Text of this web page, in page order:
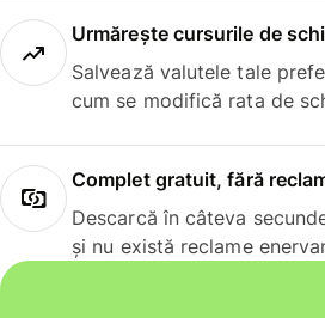
Urmărește cursurile de
Salvează valutele tale
cum se modifică rata de
Complet gratuit, fără
Descarcă în câteva
și nu există reclame